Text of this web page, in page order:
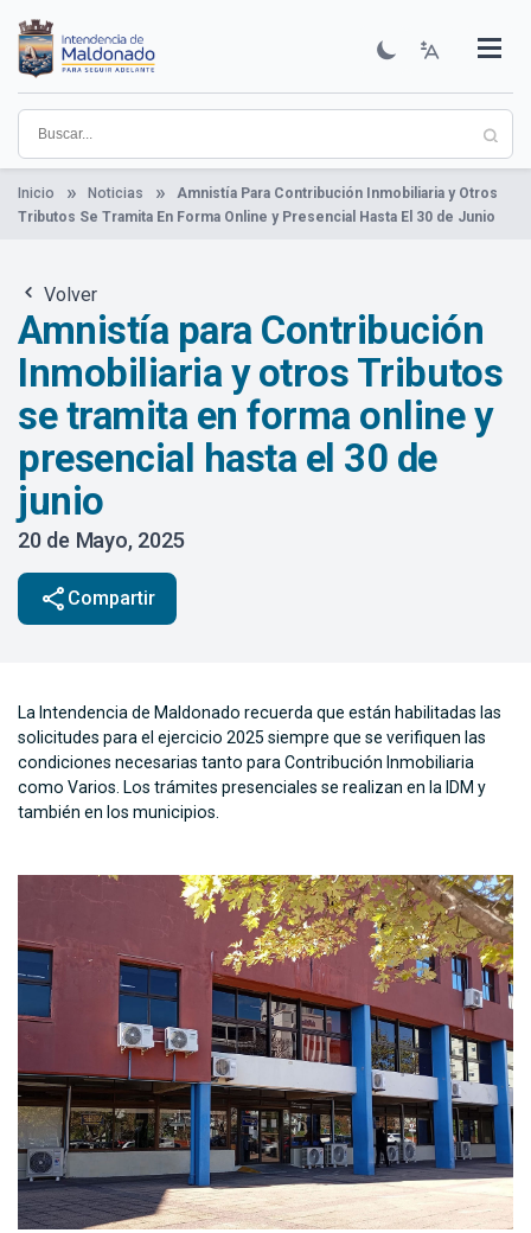
contenido
principal
Institucional
Municipios
Descubre Maldonado
Comunicación
Servicios
Guía De Trámites
Ver Noticias
Inicio Noticias
Amnistía Para Contribución Inmobiliaria y Otros
Tributos Se Tramita En Forma Online y Presencial Hasta El 30 de Junio
Volver
Amnistía para Contribución
Inmobiliaria y otros Tributos
se tramita en forma online y
presencial hasta el 30 de
junio
20 de Mayo, 2025
share Compartir
La Intendencia de Maldonado recuerda que están habilitadas las
solicitudes para el ejercicio 2025 siempre que se verifiquen las
condiciones necesarias tanto para Contribución Inmobiliaria
como Varios. Los trámites presenciales se realizan en la IDM y
también en los municipios.